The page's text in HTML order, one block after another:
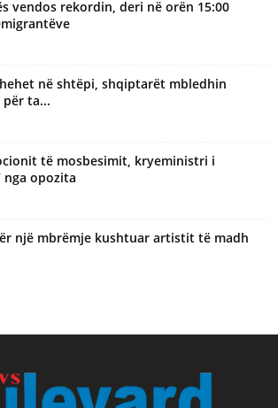
vendos rekordin, deri në orën 15:00
në shtëpi, shqiptarët mbledhin
ta...
të mosbesimit, kryeministri i
nga opozita
një mbrëmje kushtuar artistit të madh